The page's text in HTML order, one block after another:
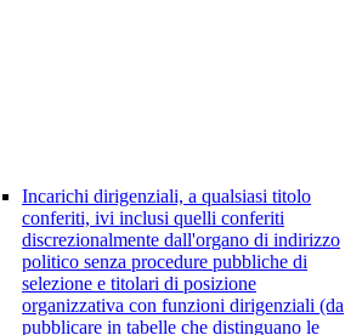
Incarichi dirigenziali, a qualsiasi titolo
conferiti, ivi inclusi quelli conferiti
discrezionalmente dall'organo di indirizzo
politico senza procedure pubbliche di
selezione e titolari di posizione
organizzativa con funzioni dirigenziali (da
pubblicare in tabelle che distinguano le